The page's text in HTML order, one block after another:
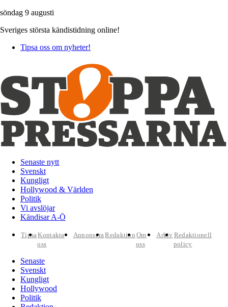
söndag 9 augusti
Sveriges största kändistidning online!
Tipsa oss om nyheter!
Senaste nytt
Svenskt
Kungligt
Hollywood & Världen
Politik
Vi avslöjar
Kändisar A-Ö
TipsaKontakta
oss
AnnonseraRedaktion Om
oss
Arkiv Redaktionell
policy
Senaste
Svenskt
Kungligt
Hollywood
Politik